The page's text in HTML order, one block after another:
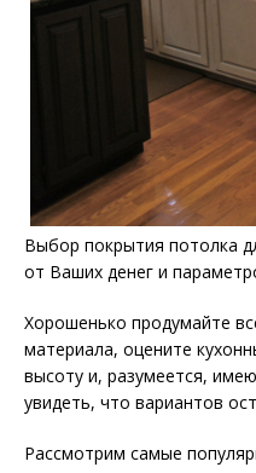
Выбор покрытия потолка
от Ваших денег и
Хорошенько продумайте
материала, оцените
высоту и, разумеется,
увидеть, что вариантов
Рассмотрим самые